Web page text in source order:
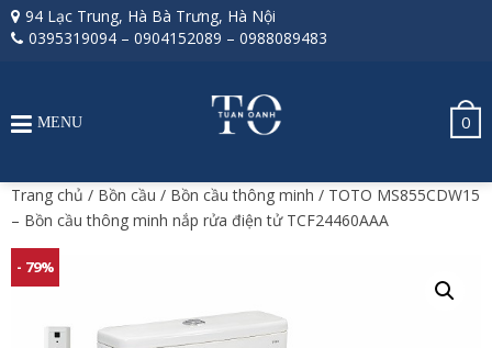
94 Lạc Trung, Hà Bà Trưng, Hà Nội
0395319094 – 0904152089 – 0988089483
0
MENU
Trang chủ / Bồn cầu / Bồn cầu thông minh / TOTO MS855CDW15
– Bồn cầu thông minh nắp rửa điện tử TCF24460AAA
- 79%